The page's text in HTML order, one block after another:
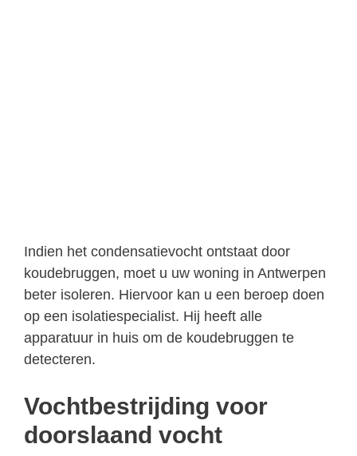
Indien het condensatievocht ontstaat door
koudebruggen, moet u uw woning in Antwerpen
beter isoleren. Hiervoor kan u een beroep doen
op een isolatiespecialist. Hij heeft alle
apparatuur in huis om de koudebruggen te
detecteren.
Vochtbestrijding voor
doorslaand vocht